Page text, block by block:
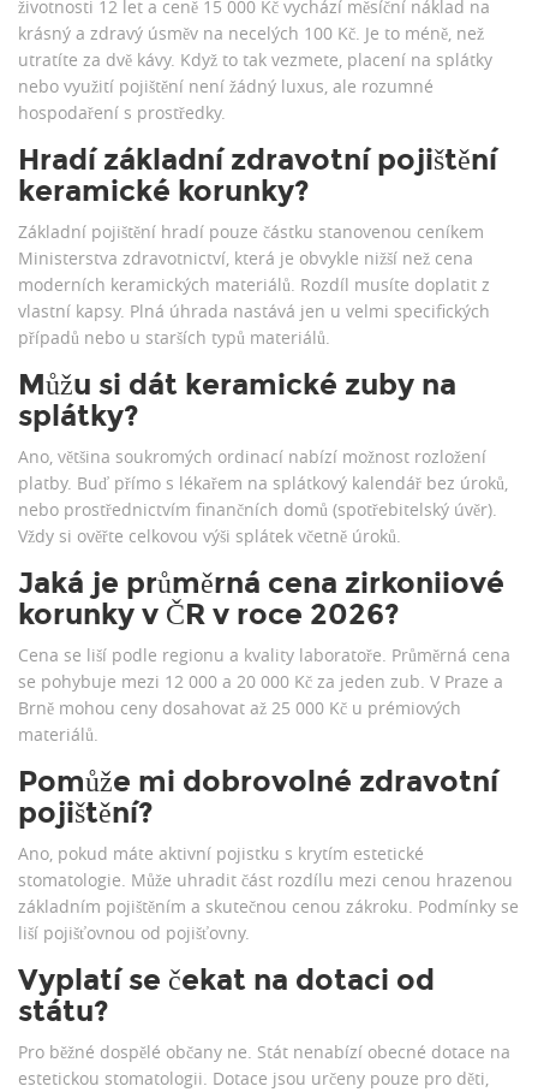
životnosti 12 let a ceně 15 000 Kč vychází měsíční náklad na
krásný a zdravý úsměv na necelých 100 Kč. Je to méně, než
utratíte za dvě kávy. Když to tak vezmete, placení na splátky
nebo využití pojištění není žádný luxus, ale rozumné
hospodaření s prostředky.
Hradí základní zdravotní pojištění
keramické korunky?
Základní pojištění hradí pouze částku stanovenou ceníkem
Ministerstva zdravotnictví, která je obvykle nižší než cena
moderních keramických materiálů. Rozdíl musíte doplatit z
vlastní kapsy. Plná úhrada nastává jen u velmi specifických
případů nebo u starších typů materiálů.
Můžu si dát keramické zuby na
splátky?
Ano, většina soukromých ordinací nabízí možnost rozložení
platby. Buď přímo s lékařem na splátkový kalendář bez úroků,
nebo prostřednictvím finančních domů (spotřebitelský úvěr).
Vždy si ověřte celkovou výši splátek včetně úroků.
Jaká je průměrná cena zirkoniiové
korunky v ČR v roce 2026?
Cena se liší podle regionu a kvality laboratoře. Průměrná cena
se pohybuje mezi 12 000 a 20 000 Kč za jeden zub. V Praze a
Brně mohou ceny dosahovat až 25 000 Kč u prémiových
materiálů.
Pomůže mi dobrovolné zdravotní
pojištění?
Ano, pokud máte aktivní pojistku s krytím estetické
stomatologie. Může uhradit část rozdílu mezi cenou hrazenou
základním pojištěním a skutečnou cenou zákroku. Podmínky se
liší pojišťovnou od pojišťovny.
Vyplatí se čekat na dotaci od
státu?
Pro běžné dospělé občany ne. Stát nenabízí obecné dotace na
estetickou stomatologii. Dotace jsou určeny pouze pro děti,